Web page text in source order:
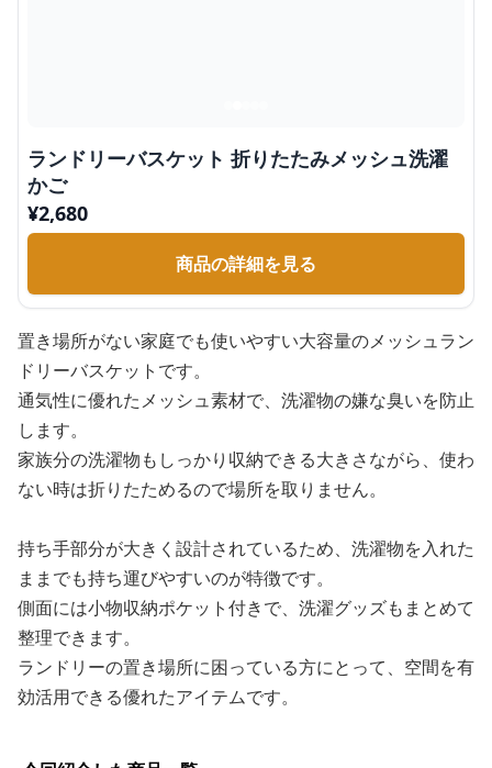
ランドリーバスケット 折りたたみメッシュ洗濯
かご
¥2,680
商品の詳細を見る
置き場所がない家庭でも使いやすい大容量のメッシュラン
ドリーバスケットです。
通気性に優れたメッシュ素材で、洗濯物の嫌な臭いを防止
します。
家族分の洗濯物もしっかり収納できる大きさながら、使わ
ない時は折りたためるので場所を取りません。
持ち手部分が大きく設計されているため、洗濯物を入れた
ままでも持ち運びやすいのが特徴です。
側面には小物収納ポケット付きで、洗濯グッズもまとめて
整理できます。
ランドリーの置き場所に困っている方にとって、空間を有
効活用できる優れたアイテムです。